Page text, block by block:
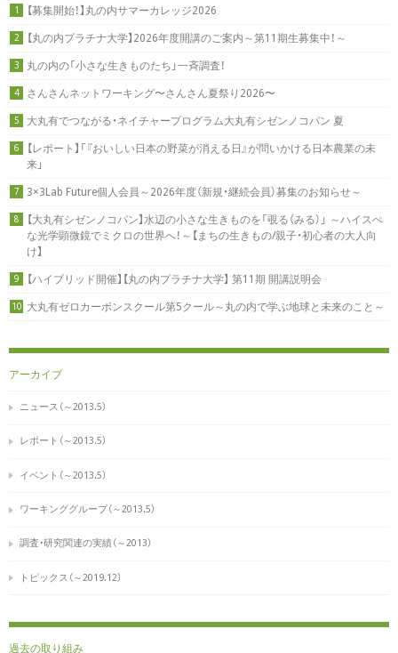
1 【募集開始！】丸の内サマーカレッジ2026
2 【丸の内プラチナ大学】2026年度開講のご案内～第11期生募集中！～
3 丸の内の「小さな生きものたち」一斉調査！
4 さんさんネットワーキング〜さんさん夏祭り2026〜
5 大丸有でつながる・ネイチャープログラム大丸有シゼンノコパン 夏
6
【レポート】「『おいしい日本の野菜が消える日』が問いかける日本農業の未
来」
7 3×3Lab Future個人会員～2026年度（新規・継続会員）募集のお知らせ～
8
【大丸有シゼンノコパン】水辺の小さな生きものを「覗る（みる）」 ～ハイスぺ
な光学顕微鏡でミクロの世界へ！～【まちの生きもの/親子・初心者の大人向
け】
9 【ハイブリッド開催】【丸の内プラチナ大学】 第11期 開講説明会
10 大丸有ゼロカーボンスクール第5クール～丸の内で学ぶ地球と未来のこと～
アーカイブ
ニュース（～2013.5）
レポート（～2013.5）
イベント（～2013.5）
ワーキンググループ（～2013.5）
調査・研究関連の実績（～2013）
トピックス（～2019.12）
過去の取り組み